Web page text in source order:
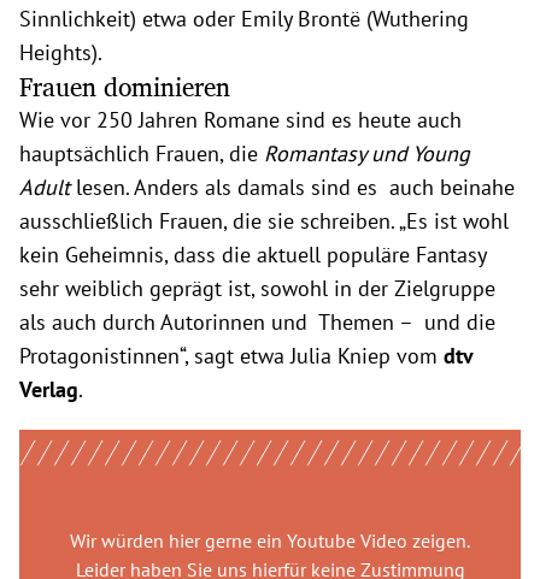
Sinnlichkeit) etwa oder Emily Brontë (Wuthering
Heights).
Frauen dominieren
Wie vor 250 Jahren Romane sind es heute auch
hauptsächlich Frauen, die Romantasy und Young
Adultlesen. Anders als damals sind es auch beinahe
ausschließlich Frauen, die sie schreiben. „Es ist wohl
kein Geheimnis, dass die aktuell populäre Fantasy
sehr weiblich geprägt ist, sowohl in der Zielgruppe
als auch durch Autorinnen und Themen – und die
Protagonistinnen“, sagt etwa Julia Kniep vom dtv
Verlag.
Wir würden hier gerne ein Youtube Video zeigen.
Leider haben Sie uns hierfür keine Zustimmung